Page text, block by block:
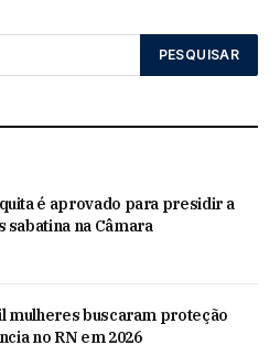
é aprovado para presidir a
sabatina na Câmara
mulheres buscaram proteção
no RN em 2026